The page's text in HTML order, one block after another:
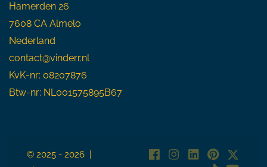
Hamerden 26
7608 CA Almelo
Nederland
contact@vinderr.nl
KvK-nr: 08207876
Btw-nr: NL001575895B67
© 2025 - 2026 |